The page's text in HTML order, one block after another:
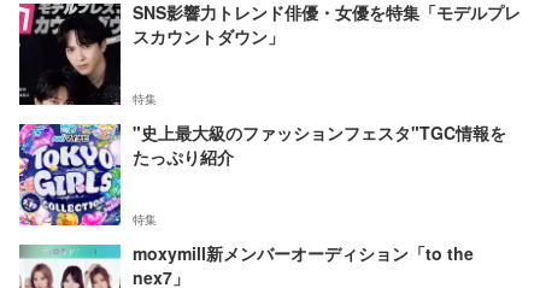
SNS影響力トレンド俳優・女優を特集「モデルプレ
スカウントダウン」
特集
"史上最大級のファッションフェスタ"TGC情報を
たっぷり紹介
特集
moxymill新メンバーオーディション「to the
nex7」